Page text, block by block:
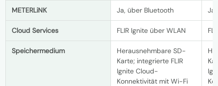
METERLiNK Ja, über Bluetooth
Cloud Services FLIR Ignite über WLAN
Speichermedium
Herausnehmbare SD-
Karte; integrierte FLIR
Ignite Cloud-
Konnektivität mit Wi-Fi